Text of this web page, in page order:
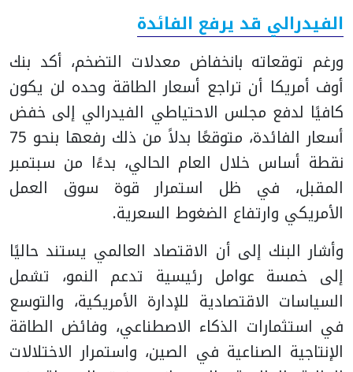
الفيدرالي قد يرفع الفائدة
ورغم توقعاته بانخفاض معدلات التضخم، أكد بنك
أوف أمريكا أن تراجع أسعار الطاقة وحده لن يكون
كافيًا لدفع مجلس الاحتياطي الفيدرالي إلى خفض
أسعار الفائدة، متوقعًا بدلاً من ذلك رفعها بنحو 75
نقطة أساس خلال العام الحالي، بدءًا من سبتمبر
المقبل، في ظل استمرار قوة سوق العمل
الأمريكي وارتفاع الضغوط السعرية.
وأشار البنك إلى أن الاقتصاد العالمي يستند حاليًا
إلى خمسة عوامل رئيسية تدعم النمو، تشمل
السياسات الاقتصادية للإدارة الأمريكية، والتوسع
في استثمارات الذكاء الاصطناعي، وفائض الطاقة
الإنتاجية الصناعية في الصين، واستمرار الاختلالات